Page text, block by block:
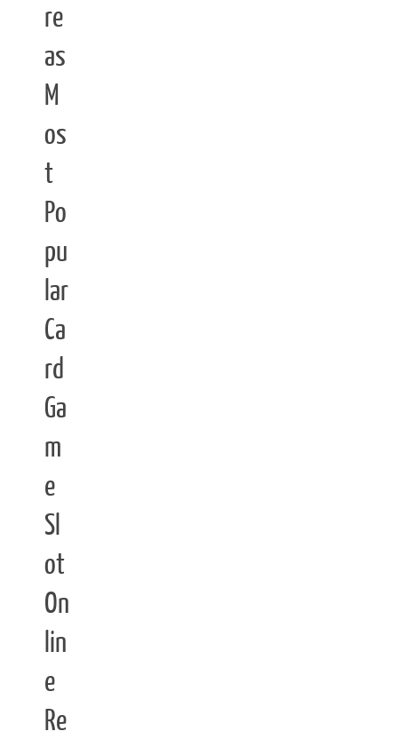
re
as
M
os
t
Po
pu
lar
Ca
rd
Ga
m
e
Sl
ot
On
lin
e
Re